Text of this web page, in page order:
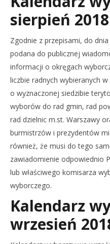
sierpień 2018
Zgodnie z przepisami, do dnia
podana do publicznej
informacji o okręgach
liczbie radnych wybieranych
o wyznaczonej siedzibie
wyborów do rad gmin, rad
rad dzielnic m.st. Warszawy
burmistrzów i prezydentów
również, że musi do tego
zawiadomienie odpowiednio
lub właściwego komisarza
wyborczego.
Kalendarz
wrzesień